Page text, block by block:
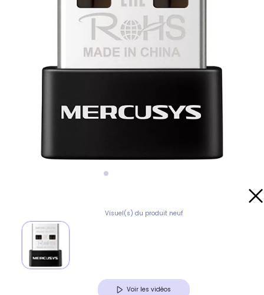
Visuel(s) du produit neuf
Voir les vidéos